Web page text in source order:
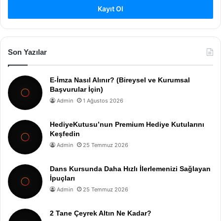
Kayıt Ol
Son Yazılar
E-İmza Nasıl Alınır? (Bireysel ve Kurumsal
Başvurular İçin)
Admin 1 Ağustos 2026
HediyeKutusu’nun Premium Hediye Kutularını
Keşfedin
Admin 25 Temmuz 2026
Dans Kursunda Daha Hızlı İlerlemenizi Sağlayan
İpuçları
Admin 25 Temmuz 2026
2 Tane Çeyrek Altın Ne Kadar?